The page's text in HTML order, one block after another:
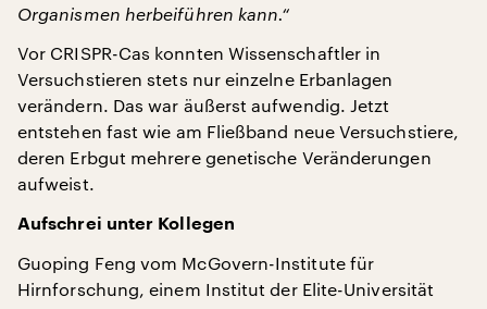
Organismen herbeiführen kann.“
Vor CRISPR-Cas konnten Wissenschaftler in
Versuchstieren stets nur einzelne Erbanlagen
verändern. Das war äußerst aufwendig. Jetzt
entstehen fast wie am Fließband neue Versuchstiere,
deren Erbgut mehrere genetische Veränderungen
aufweist.
Aufschrei unter Kollegen
Guoping Feng vom McGovern-Institute für
Hirnforschung, einem Institut der Elite-Universität